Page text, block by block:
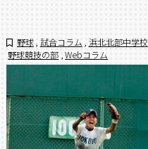
野球 , 試合コラム , 浜北北部中学校
野球競技の部 Webコラム